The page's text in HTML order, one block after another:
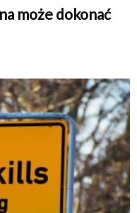
może dokonać